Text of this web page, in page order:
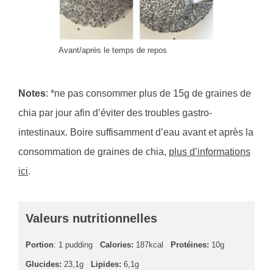
Avant/après le temps de repos
Notes: *ne pas consommer plus de 15g de graines de
chia par jour afin d’éviter des troubles gastro-
intestinaux. Boire suffisamment d’eau avant et après la
consommation de graines de chia, plus d’informations
ici.
Valeurs nutritionnelles
Portion: 1 pudding Calories: 187kcal Protéines: 10g
Glucides: 23,1g Lipides: 6,1g